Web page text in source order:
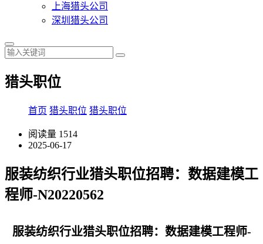
上海猎头公司
深圳猎头公司
猎头职位
首页 猎头职位 猎头职位
阅读量 1514
2025-06-17
服装纺织行业猎头职位招聘：数据建模工
程师-N20220562
服装纺织行业猎头职位招聘：数据建模工程师-